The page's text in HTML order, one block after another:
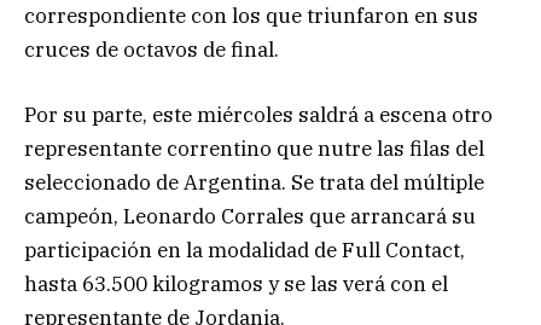
correspondiente con los que triunfaron en sus
cruces de octavos de final.
Por su parte, este miércoles saldrá a escena otro
representante correntino que nutre las filas del
seleccionado de Argentina. Se trata del múltiple
campeón, Leonardo Corrales que arrancará su
participación en la modalidad de Full Contact,
hasta 63.500 kilogramos y se las verá con el
representante de Jordania.